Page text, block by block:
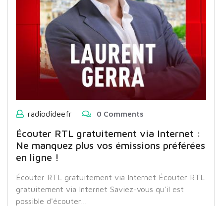
radiodideefr 0 Comments
Écouter RTL gratuitement via Internet :
Ne manquez plus vos émissions préférées
en ligne !
Écouter RTL gratuitement via Internet Écouter RTL
gratuitement via Internet Saviez-vous qu'il est
possible d'écouter…